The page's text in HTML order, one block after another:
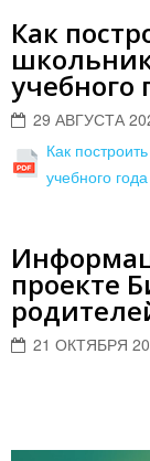
Как
учебного
29 АВГУСТА
Как
учебного года
проекте
21 ОКТЯБРЯ